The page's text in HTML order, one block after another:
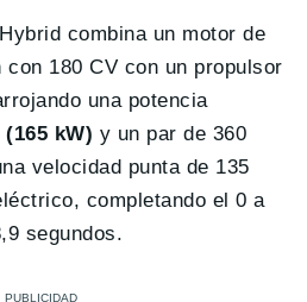
combina un motor de
con 180 CV con un propulsor
una potencia
(165 kW) y un par de 360
velocidad punta de 135
completando el 0 a
segundos.